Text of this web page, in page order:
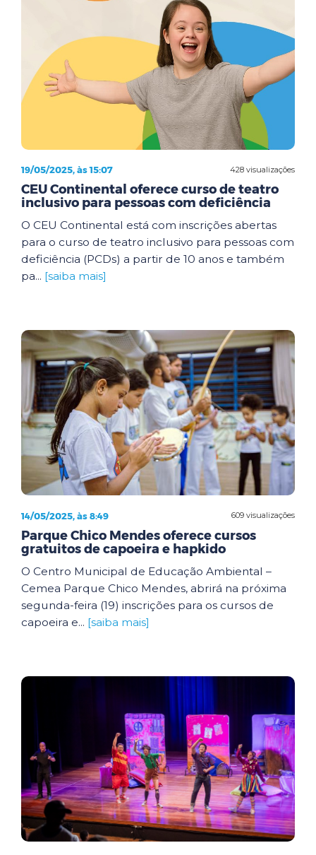
428 visualizações
19/05/2025, às 15:07
CEU Continental oferece curso de teatro
inclusivo para pessoas com deficiência
O CEU Continental está com inscrições abertas
para o curso de teatro inclusivo para pessoas com
deficiência (PCDs) a partir de 10 anos e também
pa... [saiba mais]
609 visualizações
14/05/2025, às 8:49
Parque Chico Mendes oferece cursos
gratuitos de capoeira e hapkido
O Centro Municipal de Educação Ambiental –
Cemea Parque Chico Mendes, abrirá na próxima
segunda-feira (19) inscrições para os cursos de
capoeira e... [saiba mais]